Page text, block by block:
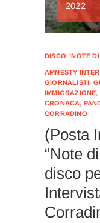
2022
DISCO "NOTE
AMNESTY
GIORNALISTI,
IMMIGRAZIONE,
CRONACA,
CORRADINO
(Posta
“Note
disco